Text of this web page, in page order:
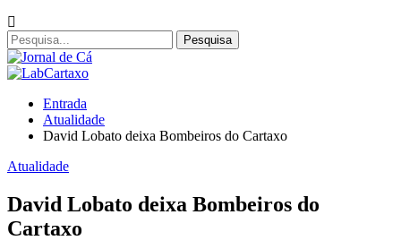
Entrada
Atualidade
David Lobato deixa Bombeiros do Cartaxo
Atualidade
David Lobato deixa Bombeiros do
Cartaxo